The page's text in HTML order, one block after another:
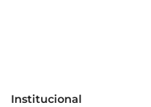
Institucional